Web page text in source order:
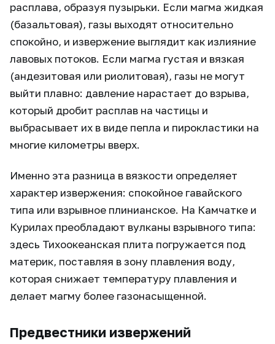
расплава, образуя пузырьки. Если магма жидкая
(базальтовая), газы выходят относительно
спокойно, и извержение выглядит как излияние
лавовых потоков. Если магма густая и вязкая
(андезитовая или риолитовая), газы не могут
выйти плавно: давление нарастает до взрыва,
который дробит расплав на частицы и
выбрасывает их в виде пепла и пирокластики на
многие километры вверх.
Именно эта разница в вязкости определяет
характер извержения: спокойное гавайского
типа или взрывное плинианское. На Камчатке и
Курилах преобладают вулканы взрывного типа:
здесь Тихоокеанская плита погружается под
материк, поставляя в зону плавления воду,
которая снижает температуру плавления и
делает магму более газонасыщенной.
Предвестники извержений